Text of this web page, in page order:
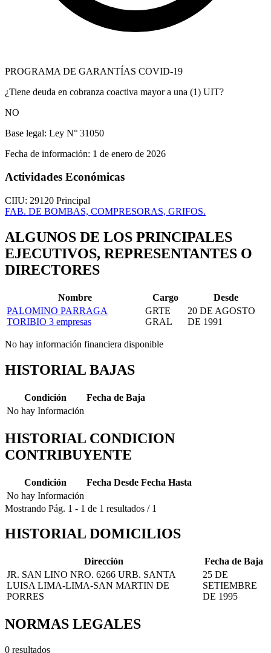
PROGRAMA DE GARANTÍAS COVID-19
¿Tiene deuda en cobranza coactiva mayor a una (1) UIT?
NO
Base legal: Ley N° 31050
Fecha de información: 1 de enero de 2026
Actividades Económicas
CIIU: 29120 Principal
FAB. DE BOMBAS, COMPRESORAS, GRIFOS.
ALGUNOS DE LOS PRINCIPALES
EJECUTIVOS, REPRESENTANTES O
DIRECTORES
Nombre Cargo
Desde
PALOMINO PARRAGA
TORIBIO 3 empresas
GRTE
GRAL
20 DE AGOSTO
DE 1991
No hay información financiera disponible
HISTORIAL BAJAS
Condición
Fecha de Baja
No hay Información
HISTORIAL CONDICION
CONTRIBUYENTE
Condición Fecha Desde Fecha Hasta
No hay Información
Mostrando Pág. 1 - 1 de 1 resultados / 1
HISTORIAL DOMICILIOS
Dirección
Fecha de Baja
JR. SAN LINO NRO. 6266 URB. SANTA
LUISA LIMA-LIMA-SAN MARTIN DE
PORRES
25 DE
SETIEMBRE
DE 1995
NORMAS LEGALES
0 resultados